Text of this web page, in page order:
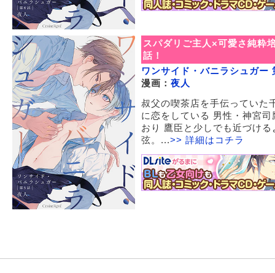
スパダリご主人×可愛さ純粋
話！
ワンサイド・バニラシュガー
漫画： 夜人
叔父の喫茶店を手伝っていた
に恋をしている 男性・神宮
おり 鷹臣と少しでも近づけ
弦。...>> 詳細はコチラ